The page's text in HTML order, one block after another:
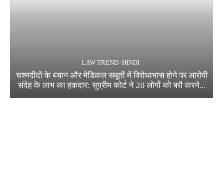
LAW TREND -HINDI
चश्मदीदों के बयान और मेडिकल सबूतों में विरोधाभास होने पर आरोपी
संदेह के लाभ का हकदार: सुप्रीम कोर्ट ने 20 लोगों को बरी करने...